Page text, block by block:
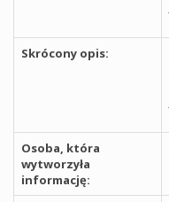
Skrócony opis:
Osoba, która
wytworzyła
informację: